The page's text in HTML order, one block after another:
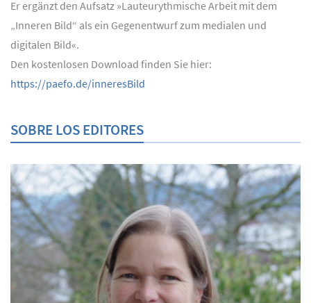
Er ergänzt den Aufsatz »Lauteurythmische Arbeit mit dem
„Inneren Bild“ als ein Gegenentwurf zum medialen und
digitalen Bild«.
Den kostenlosen Download finden Sie hier:
https://paefo.de/inneresBild
SOBRE LOS EDITORES